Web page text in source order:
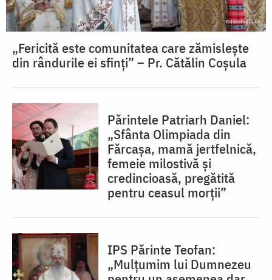
„Fericită este comunitatea care zămislește
din rândurile ei sfinți” – Pr. Cătălin Coșula
Părintele Patriarh Daniel:
„Sfânta Olimpiada din
Fărcașa, mamă jertfelnică,
femeie milostivă și
credincioasă, pregătită
pentru ceasul morții”
IPS Părinte Teofan:
„Mulțumim lui Dumnezeu